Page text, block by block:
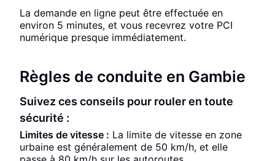
La demande en ligne peut être effectuée en
environ 5 minutes, et vous recevrez votre PCI
numérique presque immédiatement.
Règles de conduite en Gambie
Suivez ces conseils pour rouler en toute
sécurité :
Limites de vitesse : La limite de vitesse en zone
urbaine est généralement de 50 km/h, et elle